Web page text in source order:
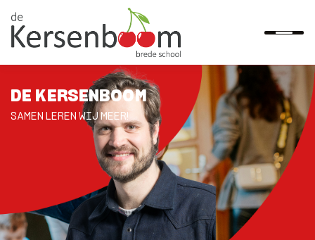
HOME
ONZE SCHOOL
PRAKTISCH
DE KERSENBOOM
SAMEN LEREN WIJ MEER!